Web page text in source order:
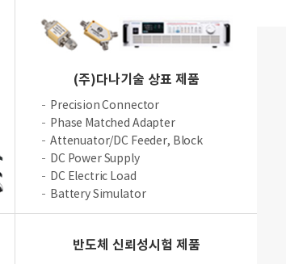
(주)다나기술 상표 제품
Precision Connector
Phase Matched Adapter
Attenuator/DC Feeder, Block
DC Power Supply
DC Electric Load
Battery Simulator
반도체 신뢰성시험 제품